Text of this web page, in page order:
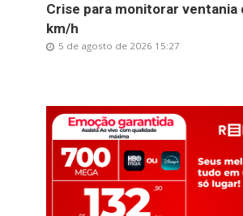
Crise para monitorar ventania
km/h
5 de agosto de 2026 15:27